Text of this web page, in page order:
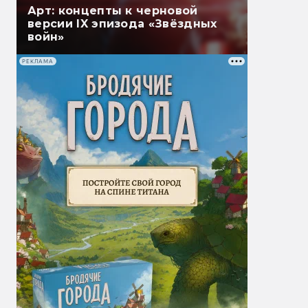
Арт: концепты к черновой
версии IX эпизода «Звёздных
войн»
РЕКЛАМА